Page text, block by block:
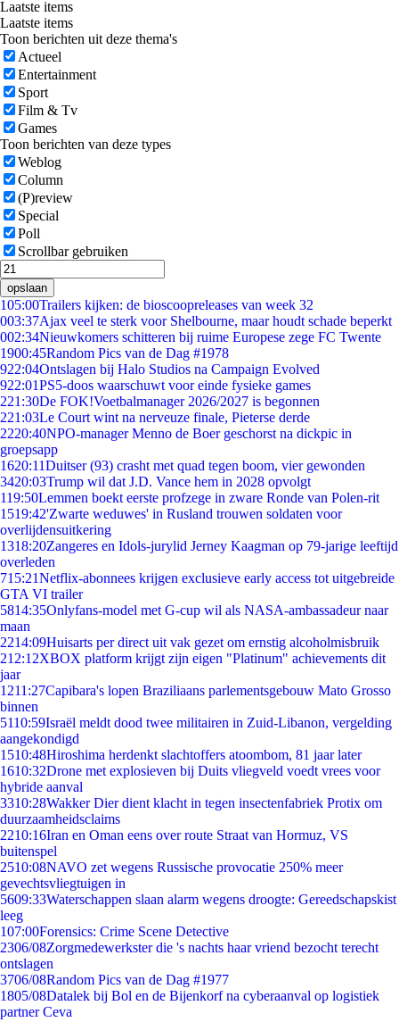
Laatste items
Laatste items
Toon berichten uit deze thema's
Actueel
Entertainment
Sport
Film & Tv
Games
Toon berichten van deze types
Weblog
Column
(P)review
Special
Poll
Scrollbar gebruiken
opslaan
105:00Trailers kijken: de bioscoopreleases van week 32
003:37Ajax veel te sterk voor Shelbourne, maar houdt schade beperkt
002:34Nieuwkomers schitteren bij ruime Europese zege FC Twente
1900:45Random Pics van de Dag #1978
922:04Ontslagen bij Halo Studios na Campaign Evolved
922:01PS5-doos waarschuwt voor einde fysieke games
221:30De FOK!Voetbalmanager 2026/2027 is begonnen
221:03Le Court wint na nerveuze finale, Pieterse derde
2220:40NPO-manager Menno de Boer geschorst na dickpic in
groepsapp
1620:11Duitser (93) crasht met quad tegen boom, vier gewonden
3420:03Trump wil dat J.D. Vance hem in 2028 opvolgt
119:50Lemmen boekt eerste profzege in zware Ronde van Polen-rit
1519:42'Zwarte weduwes' in Rusland trouwen soldaten voor
overlijdensuitkering
1318:20Zangeres en Idols-jurylid Jerney Kaagman op 79-jarige leeftijd
overleden
715:21Netflix-abonnees krijgen exclusieve early access tot uitgebreide
GTA VI trailer
5814:35Onlyfans-model met G-cup wil als NASA-ambassadeur naar
maan
2214:09Huisarts per direct uit vak gezet om ernstig alcoholmisbruik
212:12XBOX platform krijgt zijn eigen "Platinum" achievements dit
jaar
1211:27Capibara's lopen Braziliaans parlementsgebouw Mato Grosso
binnen
5110:59Israël meldt dood twee militairen in Zuid-Libanon, vergelding
aangekondigd
1510:48Hiroshima herdenkt slachtoffers atoombom, 81 jaar later
1610:32Drone met explosieven bij Duits vliegveld voedt vrees voor
hybride aanval
3310:28Wakker Dier dient klacht in tegen insectenfabriek Protix om
duurzaamheidsclaims
2210:16Iran en Oman eens over route Straat van Hormuz, VS
buitenspel
2510:08NAVO zet wegens Russische provocatie 250% meer
gevechtsvliegtuigen in
5609:33Waterschappen slaan alarm wegens droogte: Gereedschapskist
leeg
107:00Forensics: Crime Scene Detective
2306/08Zorgmedewerkster die 's nachts haar vriend bezocht terecht
ontslagen
3706/08Random Pics van de Dag #1977
1805/08Datalek bij Bol en de Bijenkorf na cyberaanval op logistiek
partner Ceva